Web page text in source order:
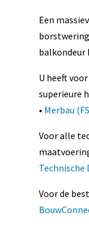
Een
balkondeur
U heeft
superieure
• Merbau
Voor alle
Voor de